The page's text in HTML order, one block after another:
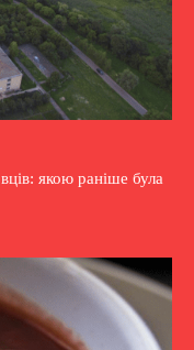
якою раніше була